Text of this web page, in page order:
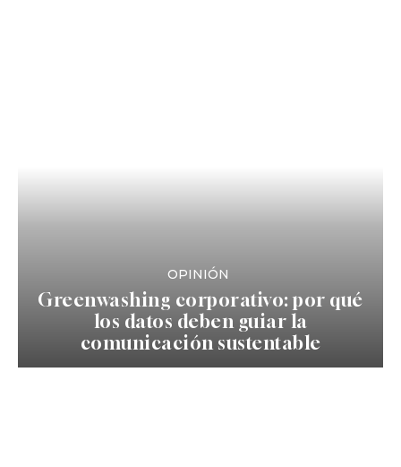
OPINIÓN
Greenwashing corporativo: por qué
los datos deben guiar la
comunicación sustentable